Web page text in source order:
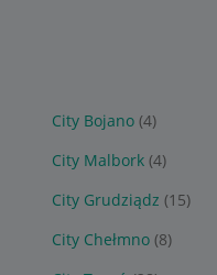
City Bojano (4)
City Malbork (4)
City Grudziądz (15)
City Chełmno (8)